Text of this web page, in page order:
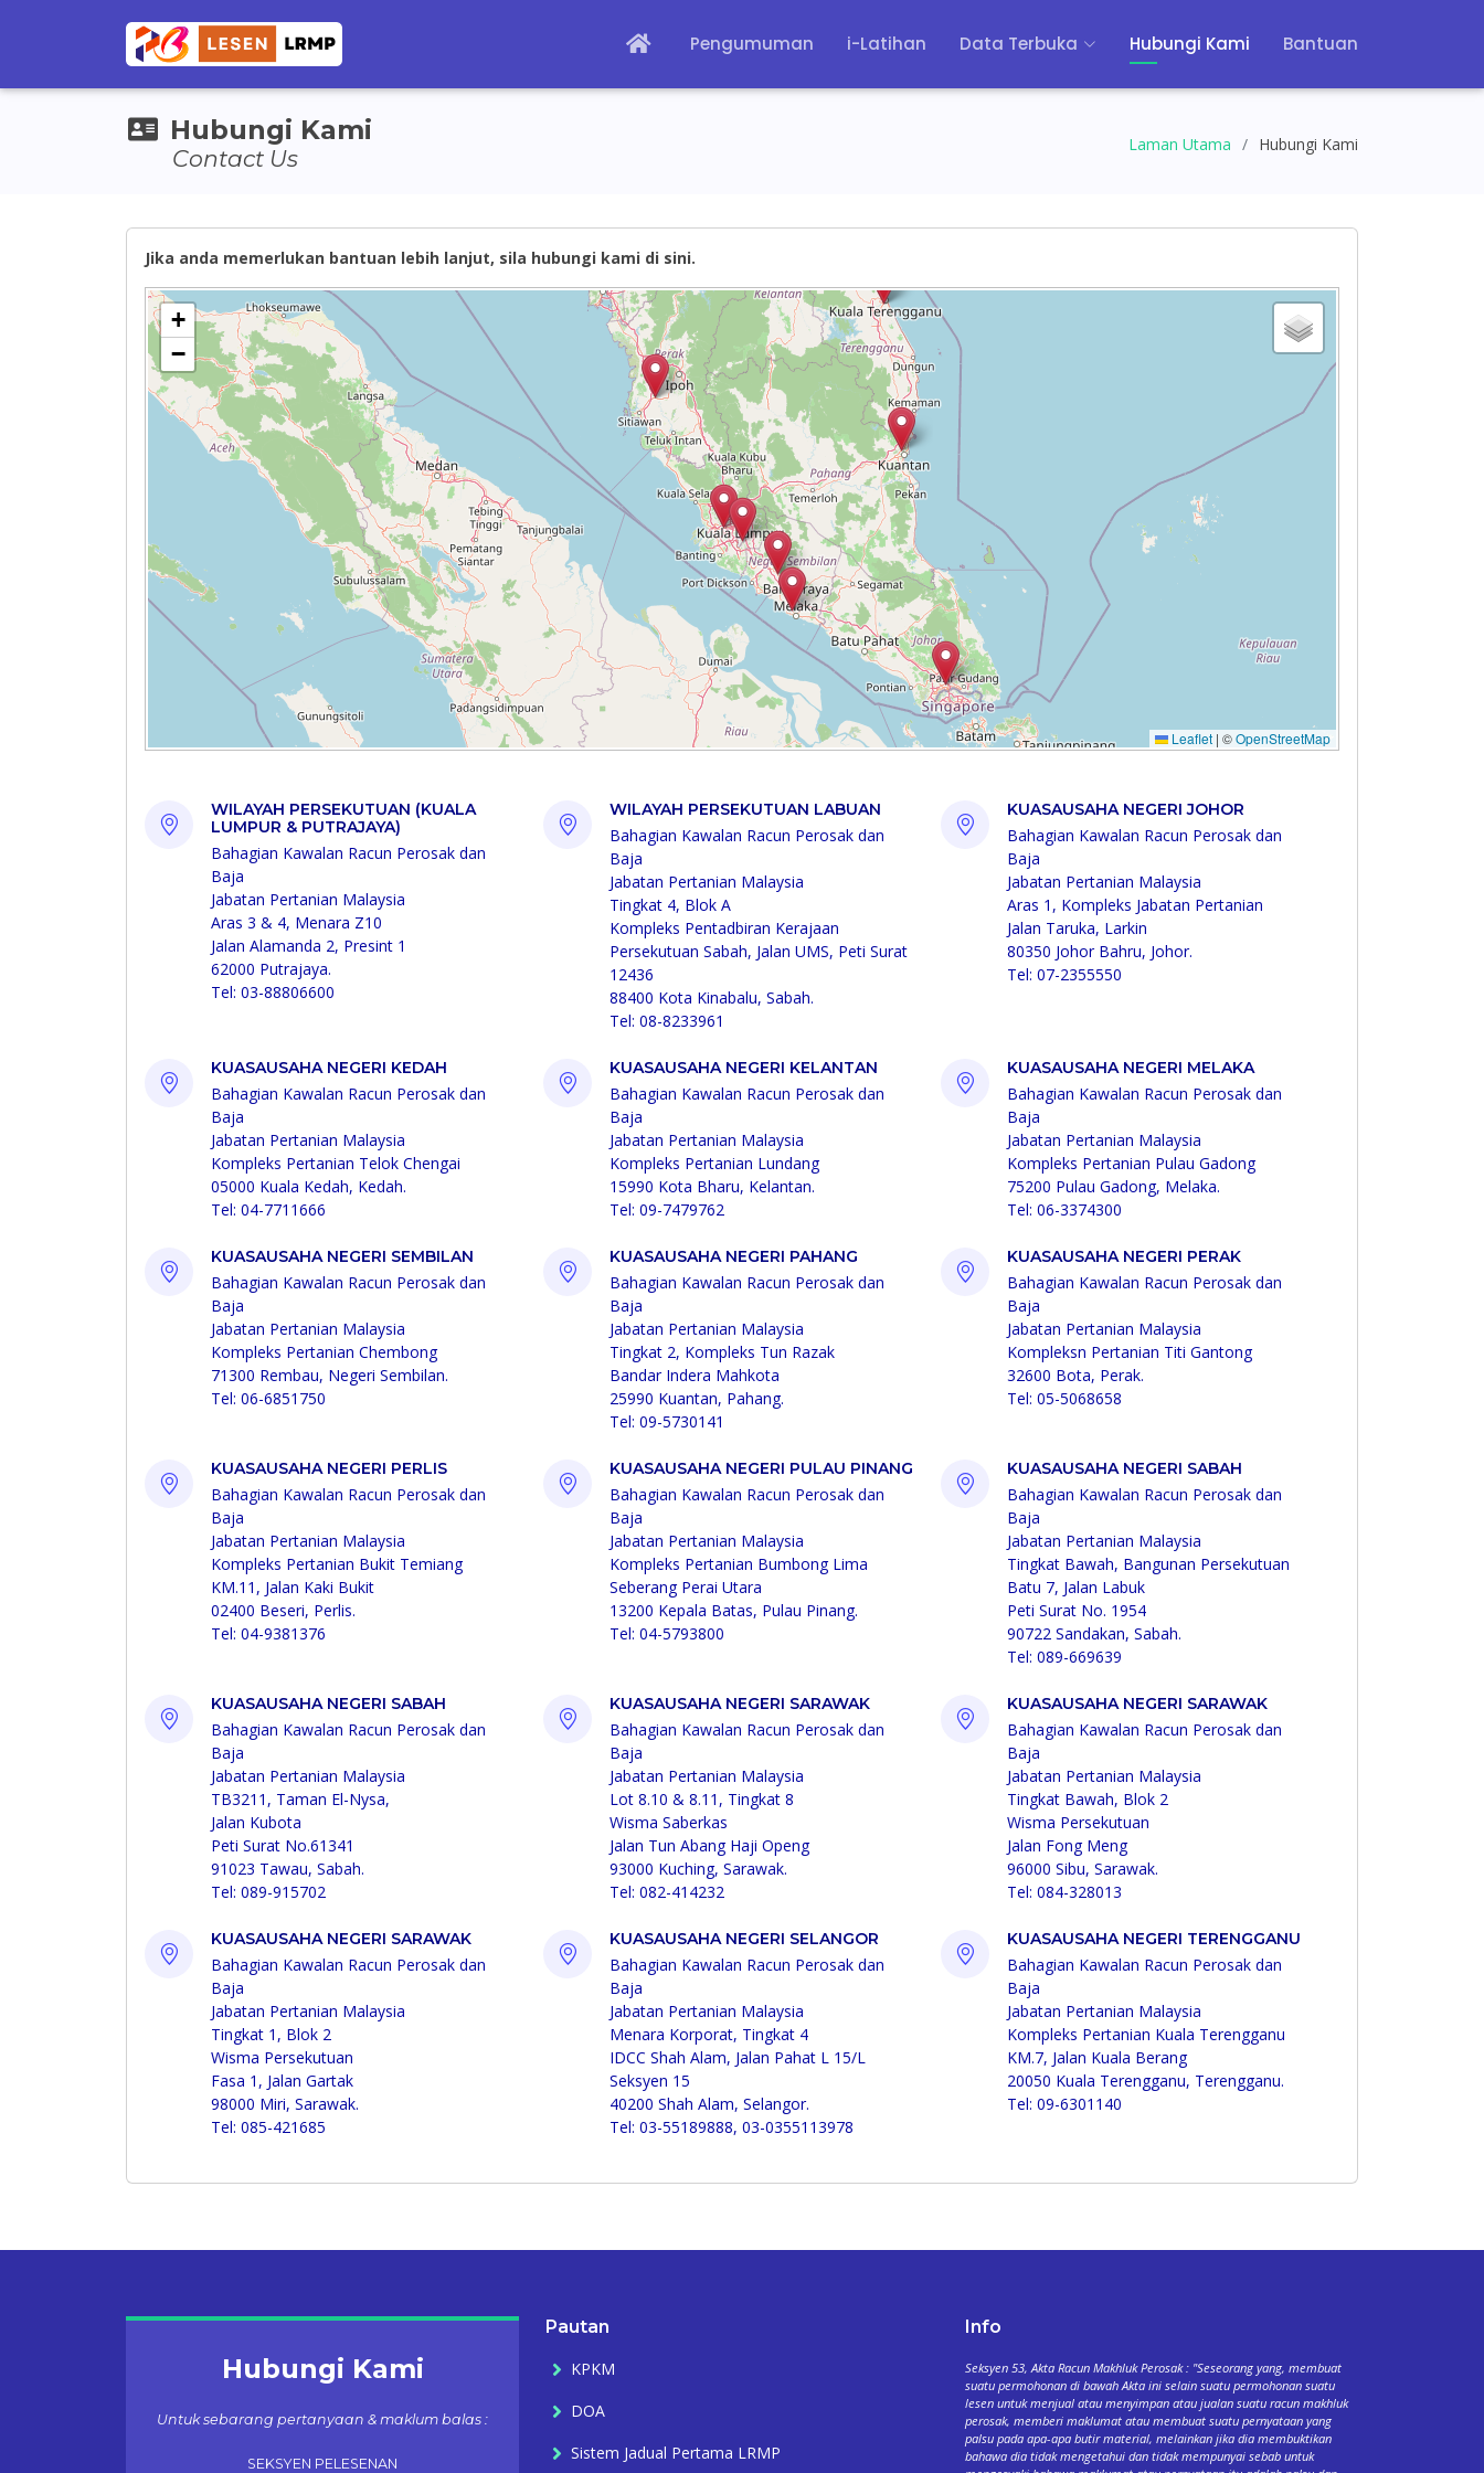
Pengumuman i-Latihan Data Terbuka Hubungi Kami Bantuan
Hubungi Kami
Contact Us
Laman Utama Hubungi Kami
Jika anda memerlukan bantuan lebih lanjut, sila hubungi kami di sini.
WILAYAH PERSEKUTUAN (KUALA
LUMPUR & PUTRAJAYA)
Bahagian Kawalan Racun Perosak dan
Baja
Jabatan Pertanian Malaysia
Aras 3 & 4, Menara Z10
Jalan Alamanda 2, Presint 1
62000 Putrajaya.
Tel: 03-88806600
WILAYAH PERSEKUTUAN LABUAN
Bahagian Kawalan Racun Perosak dan
Baja
Jabatan Pertanian Malaysia
Tingkat 4, Blok A
Kompleks Pentadbiran Kerajaan
Persekutuan Sabah, Jalan UMS, Peti Surat
12436
88400 Kota Kinabalu, Sabah.
Tel: 08-8233961
KUASAUSAHA NEGERI JOHOR
Bahagian Kawalan Racun Perosak dan
Baja
Jabatan Pertanian Malaysia
Aras 1, Kompleks Jabatan Pertanian
Jalan Taruka, Larkin
80350 Johor Bahru, Johor.
Tel: 07-2355550
KUASAUSAHA NEGERI KEDAH
Bahagian Kawalan Racun Perosak dan
Baja
Jabatan Pertanian Malaysia
Kompleks Pertanian Telok Chengai
05000 Kuala Kedah, Kedah.
Tel: 04-7711666
KUASAUSAHA NEGERI KELANTAN
Bahagian Kawalan Racun Perosak dan
Baja
Jabatan Pertanian Malaysia
Kompleks Pertanian Lundang
15990 Kota Bharu, Kelantan.
Tel: 09-7479762
KUASAUSAHA NEGERI MELAKA
Bahagian Kawalan Racun Perosak dan
Baja
Jabatan Pertanian Malaysia
Kompleks Pertanian Pulau Gadong
75200 Pulau Gadong, Melaka.
Tel: 06-3374300
KUASAUSAHA NEGERI SEMBILAN
Bahagian Kawalan Racun Perosak dan
Baja
Jabatan Pertanian Malaysia
Kompleks Pertanian Chembong
71300 Rembau, Negeri Sembilan.
Tel: 06-6851750
KUASAUSAHA NEGERI PAHANG
Bahagian Kawalan Racun Perosak dan
Baja
Jabatan Pertanian Malaysia
Tingkat 2, Kompleks Tun Razak
Bandar Indera Mahkota
25990 Kuantan, Pahang.
Tel: 09-5730141
KUASAUSAHA NEGERI PERAK
Bahagian Kawalan Racun Perosak dan
Baja
Jabatan Pertanian Malaysia
Kompleksn Pertanian Titi Gantong
32600 Bota, Perak.
Tel: 05-5068658
KUASAUSAHA NEGERI PERLIS
Bahagian Kawalan Racun Perosak dan
Baja
Jabatan Pertanian Malaysia
Kompleks Pertanian Bukit Temiang
KM.11, Jalan Kaki Bukit
02400 Beseri, Perlis.
Tel: 04-9381376
KUASAUSAHA NEGERI PULAU PINANG
Bahagian Kawalan Racun Perosak dan
Baja
Jabatan Pertanian Malaysia
Kompleks Pertanian Bumbong Lima
Seberang Perai Utara
13200 Kepala Batas, Pulau Pinang.
Tel: 04-5793800
KUASAUSAHA NEGERI SABAH
Bahagian Kawalan Racun Perosak dan
Baja
Jabatan Pertanian Malaysia
Tingkat Bawah, Bangunan Persekutuan
Batu 7, Jalan Labuk
Peti Surat No. 1954
90722 Sandakan, Sabah.
Tel: 089-669639
KUASAUSAHA NEGERI SABAH
Bahagian Kawalan Racun Perosak dan
Baja
Jabatan Pertanian Malaysia
TB3211, Taman El-Nysa,
Jalan Kubota
Peti Surat No.61341
91023 Tawau, Sabah.
Tel: 089-915702
KUASAUSAHA NEGERI SARAWAK
Bahagian Kawalan Racun Perosak dan
Baja
Jabatan Pertanian Malaysia
Lot 8.10 & 8.11, Tingkat 8
Wisma Saberkas
Jalan Tun Abang Haji Openg
93000 Kuching, Sarawak.
Tel: 082-414232
KUASAUSAHA NEGERI SARAWAK
Bahagian Kawalan Racun Perosak dan
Baja
Jabatan Pertanian Malaysia
Tingkat Bawah, Blok 2
Wisma Persekutuan
Jalan Fong Meng
96000 Sibu, Sarawak.
Tel: 084-328013
KUASAUSAHA NEGERI SARAWAK
Bahagian Kawalan Racun Perosak dan
Baja
Jabatan Pertanian Malaysia
Tingkat 1, Blok 2
Wisma Persekutuan
Fasa 1, Jalan Gartak
98000 Miri, Sarawak.
Tel: 085-421685
KUASAUSAHA NEGERI SELANGOR
Bahagian Kawalan Racun Perosak dan
Baja
Jabatan Pertanian Malaysia
Menara Korporat, Tingkat 4
IDCC Shah Alam, Jalan Pahat L 15/L
Seksyen 15
40200 Shah Alam, Selangor.
Tel: 03-55189888, 03-0355113978
KUASAUSAHA NEGERI TERENGGANU
Bahagian Kawalan Racun Perosak dan
Baja
Jabatan Pertanian Malaysia
Kompleks Pertanian Kuala Terengganu
KM.7, Jalan Kuala Berang
20050 Kuala Terengganu, Terengganu.
Tel: 09-6301140
Hubungi Kami
Untuk sebarang pertanyaan & maklum balas :
SEKSYEN PELESENAN
Pautan
KPKM
DOA
Sistem Jadual Pertama LRMP
Info
Seksyen 53, Akta Racun Makhluk Perosak : "Seseorang yang, membuat
suatu permohonan di bawah Akta ini selain suatu permohonan suatu
lesen untuk menjual atau menyimpan atau jualan suatu racun makhluk
perosak, memberi maklumat atau membuat suatu pernyataan yang
palsu pada apa-apa butir material, melainkan jika dia membuktikan
bahawa dia tidak mengetahui dan tidak mempunyai sebab untuk